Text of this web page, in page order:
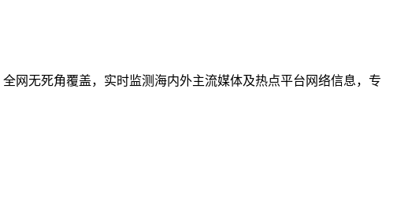
网无死角覆盖，实时监测海内外主流媒体及热点平台网络信息，专